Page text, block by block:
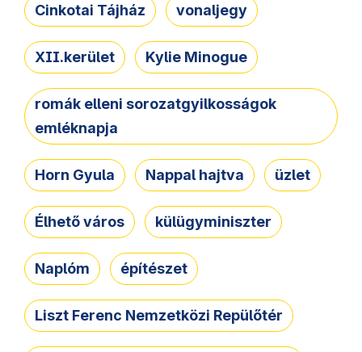
Cinkotai Tájház vonaljegy
XII.kerület Kylie Minogue
romák elleni sorozatgyilkosságok
emléknapja
Horn Gyula Nappal hajtva üzlet
Élhető város külügyminiszter
Naplóm építészet
Liszt Ferenc Nemzetközi Repülőtér